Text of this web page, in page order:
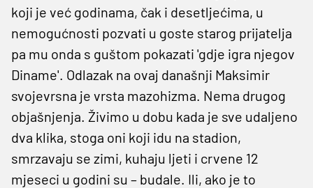
koji je već godinama, čak i desetljećima, u
nemogućnosti pozvati u goste starog prijatelja
pa mu onda s guštom pokazati 'gdje igra njegov
Diname'. Odlazak na ovaj današnji Maksimir
svojevrsna je vrsta mazohizma. Nema drugog
objašnjenja. Živimo u dobu kada je sve udaljeno
dva klika, stoga oni koji idu na stadion,
smrzavaju se zimi, kuhaju ljeti i crvene 12
mjeseci u godini su – budale. Ili, ako je to